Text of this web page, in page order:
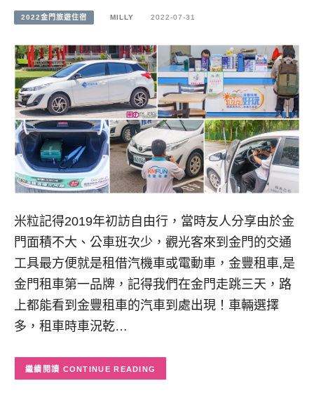
2022金門旅遊住宿 MILLY 2022-07-31
米粒記得2019年初訪自由行，當時友人分享由於金
門面積不大、公車班次少，觀光客來到金門的交通
工具最方便就是租借汽機車或電動車，金豐租車,是
金門租車第一品牌，記得我們在金門走跳三天，路
上都能看到金豐租車的汽車到處出現！車輛選擇
多，租車時車況乾…
CONTINUE READING